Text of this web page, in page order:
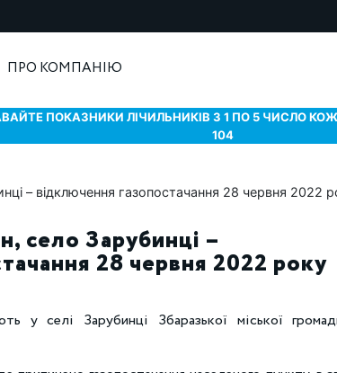
ПРО КОМПАНІЮ
ПОКАЗНИКИ ЛІЧИЛЬНИКІВ З 1 ПО 5 ЧИСЛО
104
село Зарубинці –
28 червня 2022 року
у селі Зарубинці Збаразької міської